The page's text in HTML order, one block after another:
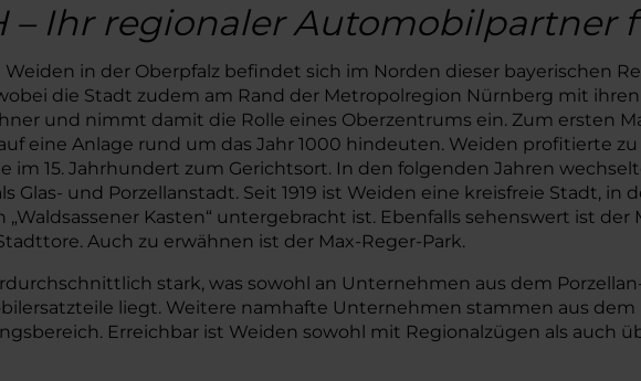
– Ihr regionaler Automobilpartner
in der Oberpfalz befindet sich im Norden dieser bayerischen
die Stadt zudem am Rand der Metropolregion Nürnberg mit
und nimmt damit die Rolle eines Oberzentrums ein. Zum ersten
eine Anlage rund um das Jahr 1000 hindeuten. Weiden profitierte
im 15. Jahrhundert zum Gerichtsort. In den folgenden Jahren
Glas- und Porzellanstadt. Seit 1919 ist Weiden eine kreisfreie Stadt,
Kasten“ untergebracht ist. Ebenfalls sehenswert ist
Auch zu erwähnen ist der Max-Reger-Park.
stark, was sowohl an Unternehmen aus dem
liegt. Weitere namhafte Unternehmen stammen aus
Erreichbar ist Weiden sowohl mit Regionalzügen als auch